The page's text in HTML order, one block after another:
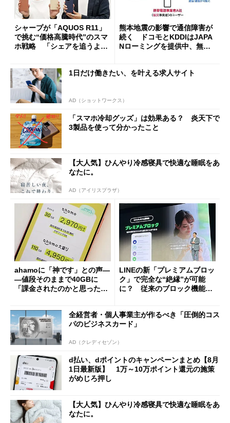
シャープが「AQUOS R11」
で挑む“価格高騰時代”のスマ
ホ戦略 「シェアを追うより
熊本地震の影響で通信障害が
続く ドコモとKDDIはJAPA
Nローミングを提供中、無料
1日だけ働きたい、を叶える求人サイト
AD（ショットワークス）
「スマホ冷却グッズ」は効果ある？ 炎天下で
3製品を使って分かったこと
【大人気】ひんやり冷感寝具で快適な睡眠をあ
なたに。
AD（アイリスプラザ）
ahamoに「神です」との声―
―値段そのままで40GBに
「課金されたのかと思った」
LINEの新「プレミアムブロッ
ク」で完全な“絶縁”が可能
に？ 従来のブロック機能と
全経営者・個人事業主が作るべき「圧倒的コス
パのビジネスカード」
AD（クレディセゾン）
d払い、dポイントのキャンペーンまとめ【8月
1日最新版】 1万～10万ポイント還元の施策
がめじろ押し
【大人気】ひんやり冷感寝具で快適な睡眠をあ
なたに。